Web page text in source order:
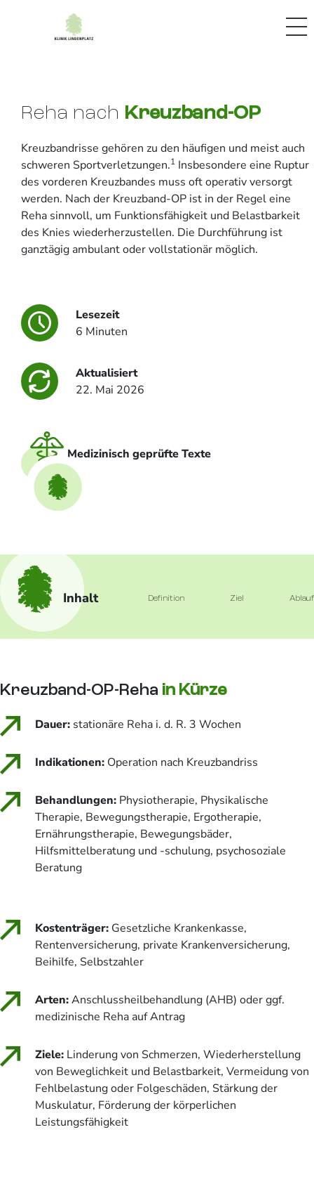
Lesezeit
6 Minuten
Aktualisiert
22. Mai 2026
Medizinisch geprüfte Texte
Reha nach Kreuzband-OP
Kreuzbandrisse gehören zu den häufigen und meist auch
schweren Sportverletzungen.1 Insbesondere eine Ruptur
des vorderen Kreuzbandes muss oft operativ versorgt
werden. Nach der Kreuzband-OP ist in der Regel eine
Reha sinnvoll, um Funktionsfähigkeit und Belastbarkeit
des Knies wiederherzustellen. Die Durchführung ist
ganztägig ambulant oder vollstationär möglich.
Inhalt Definition Ziel
Kreuzband-OP-Reha in Kürze
Dauer: stationäre Reha i. d. R. 3 Wochen
Indikationen: Operation nach Kreuzbandriss
Behandlungen: Physiotherapie, Physikalische
Therapie, Bewegungstherapie, Ergotherapie,
Ernährungstherapie, Bewegungsbäder,
Hilfsmittelberatung und -schulung, psychosoziale
Beratung
Kostenträger: Gesetzliche Krankenkasse,
Rentenversicherung, private Krankenversicherung,
Beihilfe, Selbstzahler
Arten:Anschlussheilbehandlung (AHB) oder ggf.
medizinische Reha auf Antrag
Ziele: Linderung von Schmerzen, Wiederherstellung
von Beweglichkeit und Belastbarkeit, Vermeidung von
Fehlbelastung oder Folgeschäden, Stärkung der
Muskulatur, Förderung der körperlichen
Leistungsfähigkeit